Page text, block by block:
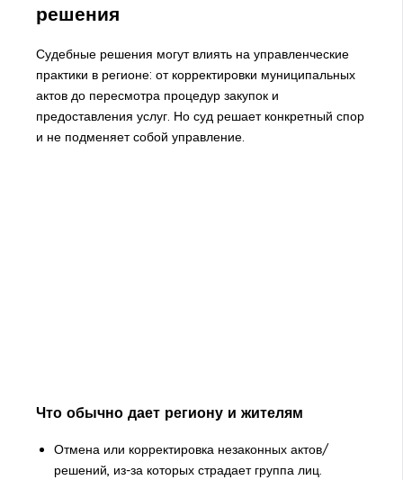
решения
Судебные решения могут влиять на управленческие
практики в регионе: от корректировки муниципальных
актов до пересмотра процедур закупок и
предоставления услуг. Но суд решает конкретный спор
и не подменяет собой управление.
Что обычно дает региону и жителям
Отмена или корректировка незаконных актов/
решений, из-за которых страдает группа лиц.